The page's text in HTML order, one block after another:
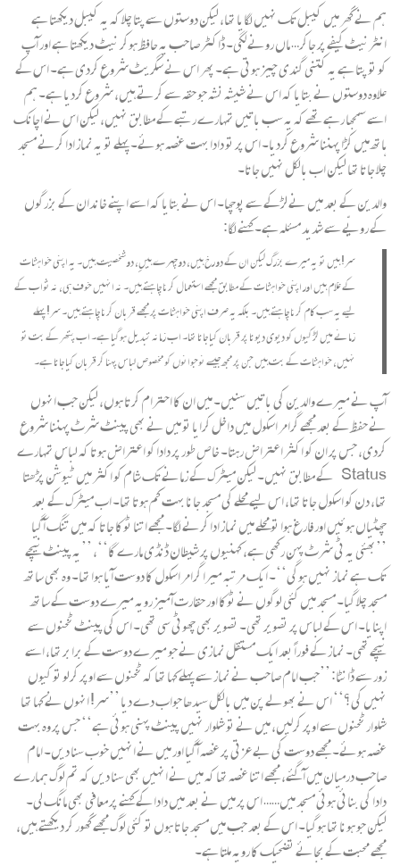
ہم نے گھر میں کیبل تک نہیں لگایا تھا، لیکن دوستوں سے پتا چلا کہ یہ کیبل دیکھتا ہے
انٹرنیٹ کیفے پر جاکر… ماں رونے لگی۔ ڈاکٹر صاحب یہ حافظ ہوکر نیٹ دیکھتا ہے اور آپ
کو تو پتا ہے یہ کتنی گندی چیز ہوتی ہے۔ پھر اس نے سگریٹ شروع کردی ہے۔ اس کے
علاوہ دوستوں نے بتایا کہ اس نے شیشہ نشہ جو حقہ سے کرتے ہیں، شروع کردیا ہے۔ ہم
اسے سمجھا رہے تھے کہ یہ سب باتیں تمہارے رتبے کے مطابق نہیں، لیکن اس نے اچانک
ہاتھ میں کڑا پہننا شروع کردیا۔ اس پر تو دادا بہت غصہ ہوئے۔ پہلے تو یہ نماز ادا کرنے مسجد
چلا جاتا تھا لیکن اب بالکل نہیں جاتا۔
والدین کے بعد میں نے لڑکے سے پوچھا۔ اس نے بتایا کہ اسے اپنے خاندان کے بزرگوں
کے رویّے سے شدید مسئلہ ہے۔ کہنے لگا:
سر! ہیں تو یہ میرے بزرگ لیکن ان کے دو رخ ہیں، دو چہرے ہیںِ، دو شخصیت ہیں۔ یہ اپنی خواہشات
کے غلام ہیں اور اپنی خواہشات کے مطابق مجھے استعمال کرنا چاہتے ہیں۔ نہ انہیں خوف ہی، نہ ثواب کے
لیے یہ سب کام کرنا چاہتے ہیں۔ بلکہ یہ صرف اپنی خواہشات پر مجھے قربان کرنا چاہتے ہیں۔ سر! پہلے
زمانے میں لڑکیوں کو دیوی دیوتا پر قربان کیا جاتا تھا۔ اب زمانہ تبدیل ہوگیا ہے۔ اب پتھر کے بت تو
نہیں، خواہشات کے بت ہیں جن پر مجھ جیسے نوجوانوں کو مخصوص لباس پہنا کر قربان کیا جاتا ہے۔
آپ نے میرے والدین کی باتیں سنیں۔ میں ان کا احترام کرتا ہوں، لیکن جب انہوں
نے حفظ کے بعد مجھے گرامر اسکول میں داخل کرایا تو میں نے بھی پینٹ شرٹ پہننا شروع
کردی، جس پر ان کو اکثر اعتراض رہتا۔ خاص طور پر دادا کو اعتراض ہوتا کہ لباس تمہارے
Status کے مطابق نہیں۔ لیکن میٹرک کے زمانے تک شام کو اکثر میں ٹیوشن پڑھتا
تھا، دن کو اسکول جاتا تھا، اس لیے محلے کی مسجد جانا بہت کم ہوتا تھا۔ اب میٹرک کے بعد
چھٹیاں ہوئیں اور فارغ ہوا تو محلے میں نماز ادا کرنے لگا۔ مجھے اتنا ٹوکا جاتا کہ میں تنگ آگیا
’’بھئی یہ ٹی شرٹ پہن رکھی ہے، کہنیوں پر شیطان ڈنڈی مارے گا‘‘، ’’یہ پینٹ نیچے
تک ہے نماز نہیں ہوگی‘‘۔ ایک مرتبہ میرا گرامر اسکول کا دوست آیا ہوا تھا۔ وہ بھی ساتھ
مسجد چلا گیا۔ مسجد میں کئی لوگوں نے ٹوکا اور حقارت آمیز رویہ میرے دوست کے ساتھ
اپنایا۔ اس کے لباس پر تصویر تھی۔ تصویر بھی چھوٹی سی تھی۔ اس کی پینٹ ٹخنوں سے
نیچے تھی۔ نماز کے فوراً بعد ایک مستقل نمازی نے جو میرے دوست کے برابر تھا، اسے
زور سے ڈانٹا: ’’جب امام صاحب نے نماز سے پہلے کہا تھا کہ ٹخنوں سے اوپر کرلو تو کیوں
نہیں کی؟‘‘ اس نے بھولے پن میں بالکل سیدھا جواب دے دیا ’’سر! انہوں نے کہا تھا
شلوار ٹخنوں سے اوپر کرلیں، میں نے تو شلوار نہیں پینٹ پہنی ہوئی ہے‘‘ جس پر وہ بہت
غصہ ہوئے۔ مجھے دوست کی بے عزتی پر غصہ آگیا اور میں نے انہیں خوب سنا دیں۔ امام
صاحب درمیان میں آگئے، مجھے اتنا غصہ تھا کہ میں نے انہیں بھی سنا دیں کہ تم لوگ ہمارے
دادا کی بنائی ہوئی مسجد میں…… اس پر میں نے بعد میں دادا کے کہنے پر معافی بھی مانگ لی۔
لیکن جو ہونا تھا ہوگیا۔ اس کے بعد جب میں مسجد جاتا ہوں تو کئی لوگ مجھے گھور کر دیکھتے ہیں،
مجھے محبت کے بجائے تضحیک کا رویہ ملتا ہے۔